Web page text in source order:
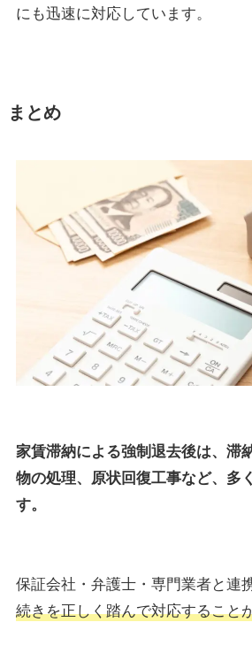
にも迅速に対応しています。
まとめ
家賃滞納による強制退去後は、滞
物の処理、原状回復工事など、多
す。
保証会社・弁護士・専門業者と連
続きを正しく踏んで対応すること